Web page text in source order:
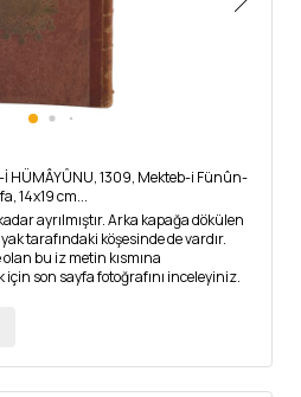
İ HÜMÂYÛNU, 1309, Mekteb-i Fünûn-
14x19 cm...
ayrılmıştır. Arka kapağa dökülen
tarafındaki köşesinde de vardır.
bu iz metin kısmına
için son sayfa fotoğrafını inceleyiniz.